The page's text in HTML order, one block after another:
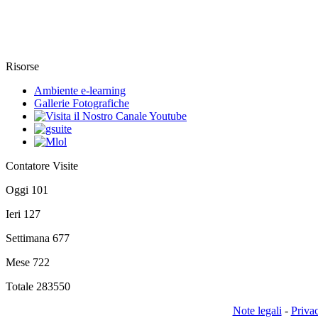
Risorse
Ambiente e-learning
Gallerie Fotografiche
Contatore Visite
Oggi 101
Ieri 127
Settimana 677
Mese 722
Totale 283550
Note legali -